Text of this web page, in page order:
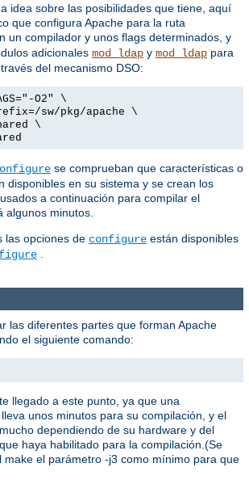
idea sobre las posibilidades que tiene, aquí
que configura Apache para la ruta
un compilador y unos flags determinados, y
adicionales mod_ldap y mod_ldap para
del mecanismo DSO:
O2" \
sw/pkg/apache \
\
se comprueban que características o
disponibles en su sistema y se crean los
a continuación para compilar el
algunos minutos.
las opciones de configure están disponibles
las diferentes partes que forman Apache
el siguiente comando:
llegado a este punto, ya que una
unos minutos para su compilación, y el
dependiendo de su hardware y del
haya habilitado para la compilación.(Se
make el parámetro -j3 como mínimo para que